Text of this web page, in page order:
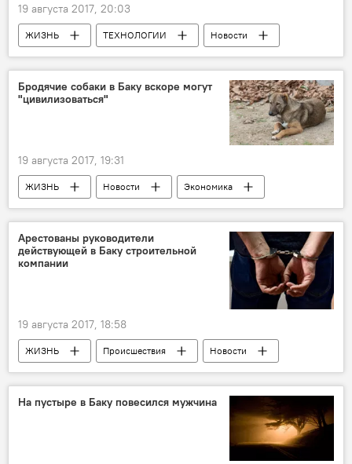
19 августа 2017, 20:03
ЖИЗНЬ ТЕХНОЛОГИИ Новости
Бродячие собаки в Баку вскоре могут
"цивилизоваться"
19 августа 2017, 19:31
ЖИЗНЬ Новости
Экономика
Баку
Арастун Амирасланов
Прививка
отлов
Арестованы руководители
действующей в Баку строительной
компании
19 августа 2017, 18:58
ЖИЗНЬ Происшествия
Новости
Экономика
На пустыре в Баку повесился мужчина